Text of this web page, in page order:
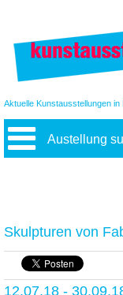
Aktuelle Kunstausstellungen in
Austellung
Skulpturen von
12.07.18 -